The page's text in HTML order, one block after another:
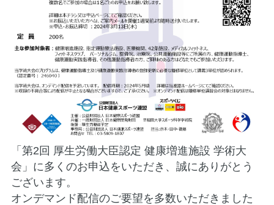
「第2回 厚生労働大臣認定 健康増進施設 学術大
会」に多くのお申込をいただき、誠にありがとう
ございます。
オンデマンド配信のご要望を多数いただきました